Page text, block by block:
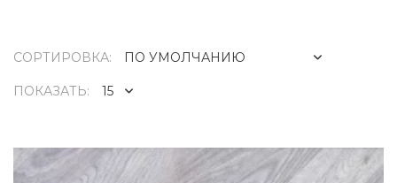
СОРТИРОВКА:
ПОКАЗАТЬ: